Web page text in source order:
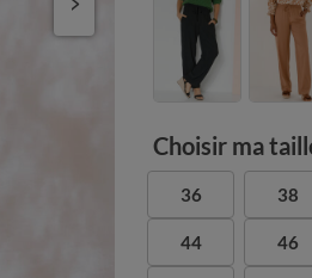
Choisir ma
36 38
44 46